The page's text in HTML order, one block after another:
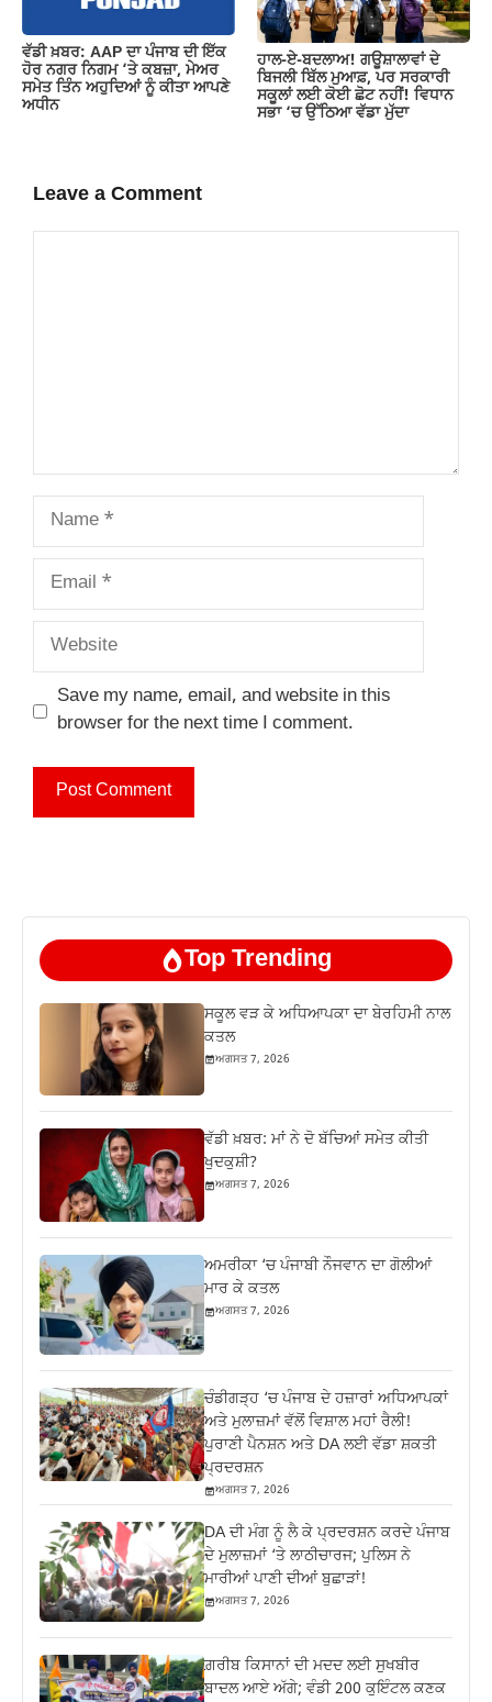
ਵੱਡੀ ਖ਼ਬਰ: AAP ਦਾ ਪੰਜਾਬ ਦੀ ਇੱਕ
ਹੋਰ ਨਗਰ ਨਿਗਮ ‘ਤੇ ਕਬਜ਼ਾ, ਮੇਅਰ
ਸਮੇਤ ਤਿੰਨ ਅਹੁਦਿਆਂ ਨੂੰ ਕੀਤਾ ਆਪਣੇ
ਅਧੀਨ
ਹਾਲ-ਏ-ਬਦਲਾਅ! ਗਊਸ਼ਾਲਾਵਾਂ ਦੇ
ਬਿਜਲੀ ਬਿੱਲ ਮੁਆਫ਼, ਪਰ ਸਰਕਾਰੀ
ਸਕੂਲਾਂ ਲਈ ਕੋਈ ਛੋਟ ਨਹੀਂ! ਵਿਧਾਨ
ਸਭਾ ‘ਚ ਉੱਠਿਆ ਵੱਡਾ ਮੁੱਦਾ
Leave a Comment
Name
Email
Website
Save my name, email, and website in this
browser for the next time I comment.
Top Trending
ਸਕੂਲ ਵੜ ਕੇ ਅਧਿਆਪਕਾ ਦਾ ਬੇਰਹਿਮੀ ਨਾਲ
ਕਤਲ
ਅਗਸਤ 7, 2026
ਵੱਡੀ ਖ਼ਬਰ: ਮਾਂ ਨੇ ਦੋ ਬੱਚਿਆਂ ਸਮੇਤ ਕੀਤੀ
ਖੁਦਕੁਸ਼ੀ?
ਅਗਸਤ 7, 2026
ਅਮਰੀਕਾ ‘ਚ ਪੰਜਾਬੀ ਨੌਜਵਾਨ ਦਾ ਗੋਲੀਆਂ
ਮਾਰ ਕੇ ਕਤਲ
ਅਗਸਤ 7, 2026
ਚੰਡੀਗੜ੍ਹ ‘ਚ ਪੰਜਾਬ ਦੇ ਹਜ਼ਾਰਾਂ ਅਧਿਆਪਕਾਂ
ਅਤੇ ਮੁਲਾਜ਼ਮਾਂ ਵੱਲੋਂ ਵਿਸ਼ਾਲ ਮਹਾਂ ਰੈਲੀ!
ਪੁਰਾਣੀ ਪੈਨਸ਼ਨ ਅਤੇ DA ਲਈ ਵੱਡਾ ਸ਼ਕਤੀ
ਪ੍ਰਦਰਸ਼ਨ
ਅਗਸਤ 7, 2026
DA ਦੀ ਮੰਗ ਨੂੰ ਲੈ ਕੇ ਪ੍ਰਦਰਸ਼ਨ ਕਰਦੇ ਪੰਜਾਬ
ਦੇ ਮੁਲਾਜ਼ਮਾਂ ‘ਤੇ ਲਾਠੀਚਾਰਜ; ਪੁਲਿਸ ਨੇ
ਮਾਰੀਆਂ ਪਾਣੀ ਦੀਆਂ ਬੁਛਾੜਾਂ!
ਅਗਸਤ 7, 2026
ਗ਼ਰੀਬ ਕਿਸਾਨਾਂ ਦੀ ਮਦਦ ਲਈ ਸੁਖਬੀਰ
ਬਾਦਲ ਆਏ ਅੱਗੇ; ਵੰਡੀ 200 ਕੁਇੰਟਲ ਕਣਕ